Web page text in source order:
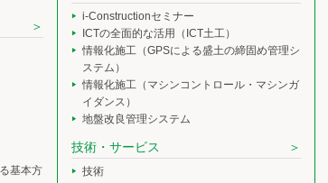
基本方
i-Constructionセミナー
ICTの全面的な活用（ICT土工）
情報化施工（GPSによる盛土の締固め管理シ
ステム）
情報化施工（マシンコントロール・マシンガ
イダンス）
地盤改良管理システム
技術・サービス
技術